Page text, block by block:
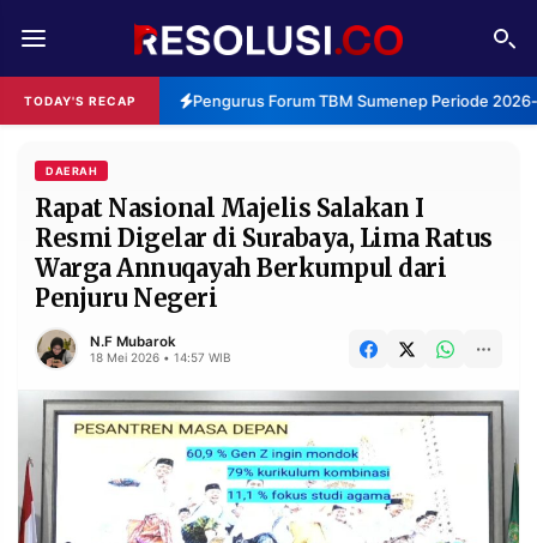
TODAY'S RECAP Pengurus Forum TBM Sumenep Periode
REDAKSI TENTANG
RESOLUSI IKLAN
RUBRIKASI
EDITORIAL AKSARA
FINANSIA PERSONA
DAERAH NASIONAL
MANCA SPORT
INFORMASI
PRIVACY BERITA
DAERAH
Rapat Nasional Majelis Salakan I
Resmi Digelar di Surabaya, Lima Ratus
Warga Annuqayah Berkumpul dari
Penjuru Negeri
N.F Mubarok
18 Mei 2026 • 14:57 WIB